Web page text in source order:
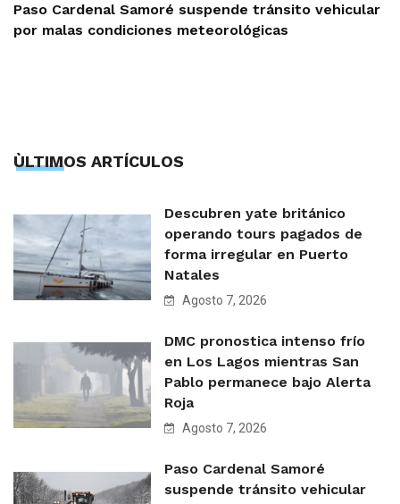
Paso Cardenal Samoré suspende tránsito vehicular
por malas condiciones meteorológicas
ÙLTIMOS ARTÍCULOS
Descubren yate británico
operando tours pagados de
forma irregular en Puerto
Natales
Agosto 7, 2026
DMC pronostica intenso frío
en Los Lagos mientras San
Pablo permanece bajo Alerta
Roja
Agosto 7, 2026
Paso Cardenal Samoré
suspende tránsito vehicular